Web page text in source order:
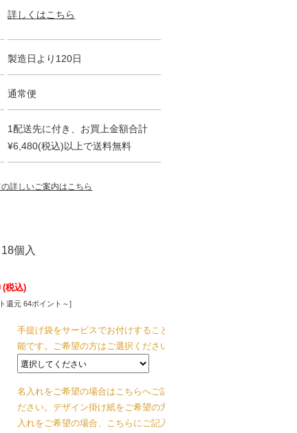
詳しくはこちら
製造日より120日
通常便
1配送先に付き、お買上金額合計
¥6,480(税込)以上で送料無料
詳しいご案内はこちら
個入
(税込)
還元 64ポイント～]
手提げ袋をサービスでお付けすることが可
能です。ご希望の方はご選択ください。
名入れをご希望の場合はこちらへご記入く
ださい。デザイン掛け紙をご希望の方も名
入れをご希望の場合、こちらにご記入くだ